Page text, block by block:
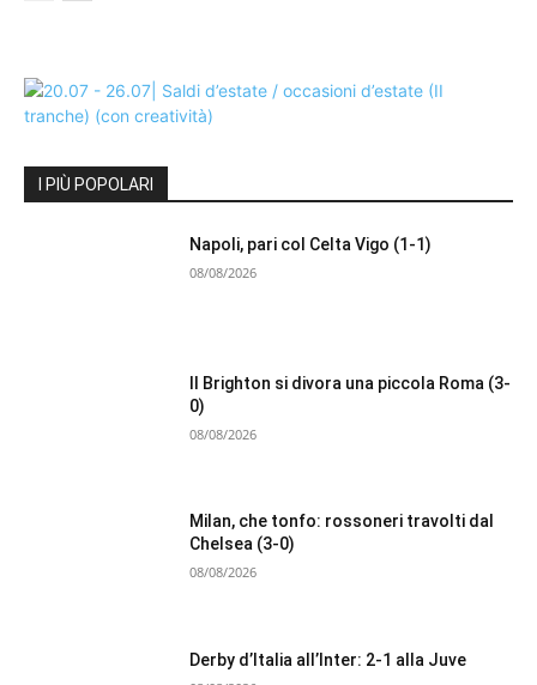
I PIÙ POPOLARI
Napoli, pari col Celta Vigo (1-1)
08/08/2026
Il Brighton si divora una piccola Roma (3-
0)
08/08/2026
Milan, che tonfo: rossoneri travolti dal
Chelsea (3-0)
08/08/2026
Derby d’Italia all’Inter: 2-1 alla Juve